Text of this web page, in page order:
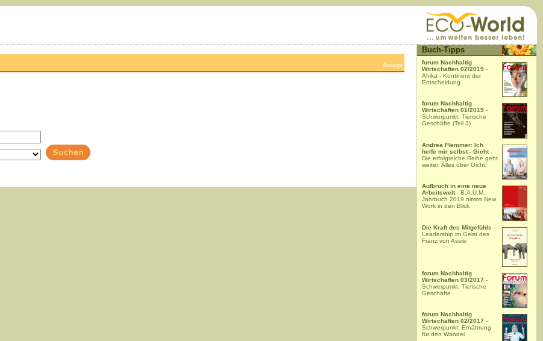
Anzeige
Buch-Tipps
forum Nachhaltig
Wirtschaften 02/2019 -
Afrika - Kontinent der
Entscheidung
forum Nachhaltig
Wirtschaften 01/2019 -
Schwerpunkt: Tierische
Geschäfte (Teil 3)
Andrea Flemmer: Ich
helfe mir selbst - Gicht -
Die erfolgreiche Reihe geht
weiter: Alles über Gicht!
Aufbruch in eine neue
Arbeitswelt - B.A.U.M.-
Jahrbuch 2019 nimmt New
Work in den Blick
Die Kraft des Mitgefühls -
Leadership im Geist des
Franz von Assisi
forum Nachhaltig
Wirtschaften 03/2017 -
Schwerpunkt: Tierische
Geschäfte
forum Nachhaltig
Wirtschaften 02/2017 -
Schwerpunkt: Ernährung
für den Wandel